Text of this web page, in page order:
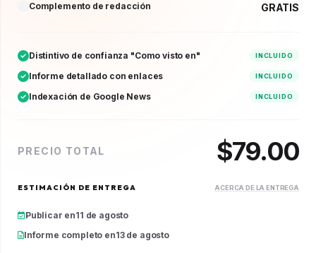
Complemento de redacción GRATIS
Distintivo de confianza "Como visto en" INCLUIDO
Informe detallado con enlaces INCLUIDO
Indexación de Google News INCLUIDO
PRECIO TOTAL $79.00
ESTIMACIÓN DE ENTREGA ACERCA DE LA ENTREGA
Publicar en11 de agosto
Informe completo en13 de agosto